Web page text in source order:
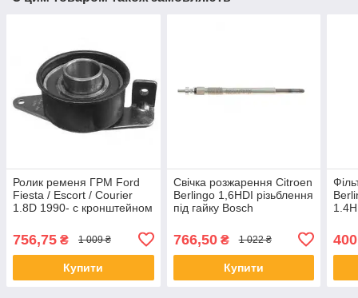
Ролик ременя ГРМ Ford
Fiesta / Escort / Courier
1.8D 1990- с кронштейном
756,75 ₴ 1 009 ₴
Купити
Свічка розжарення Citroen
Berlingo 1,6HDI різьблення
під гайку Bosch
766,50₴ 1 022 ₴
Купити